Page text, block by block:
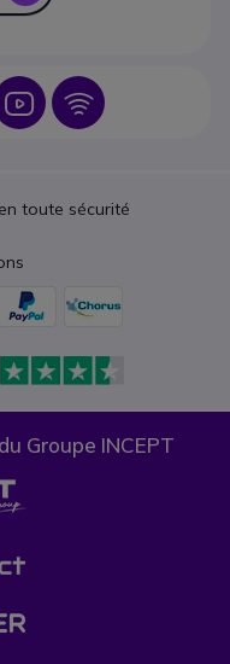
Icon Icon
toute sécurité
Groupe INCEPT